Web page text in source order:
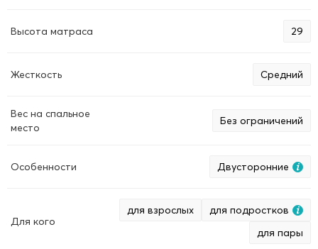
Высота матраса 29
Жесткость Средний
Вес на спальное
место
Без ограничений
Особенности Двусторонние
Для кого
для взрослых
для подростков
для пары